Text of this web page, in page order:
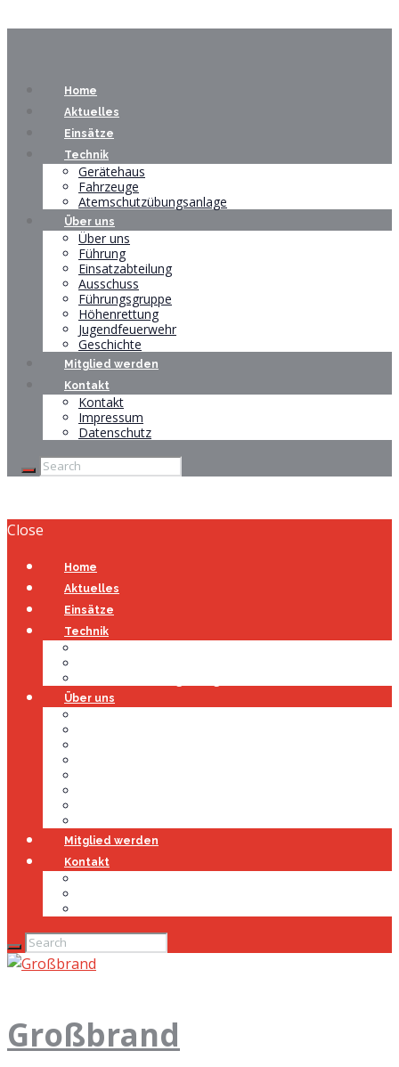
Home
Aktuelles
Einsätze
Technik
Gerätehaus
Fahrzeuge
Atemschutzübungsanlage
Über uns
Über uns
Führung
Einsatzabteilung
Ausschuss
Führungsgruppe
Höhenrettung
Jugendfeuerwehr
Geschichte
Mitglied werden
Kontakt
Kontakt
Impressum
Datenschutz
Close
Home
Aktuelles
Einsätze
Technik
Über uns
Mitglied werden
Kontakt
Großbrand